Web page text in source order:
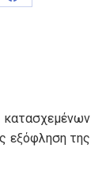
Share
εξόφληση της